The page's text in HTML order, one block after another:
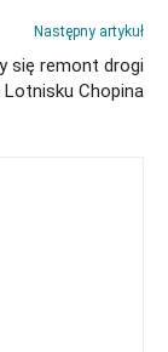
Następny artykuł
się remont drogi
Chopina